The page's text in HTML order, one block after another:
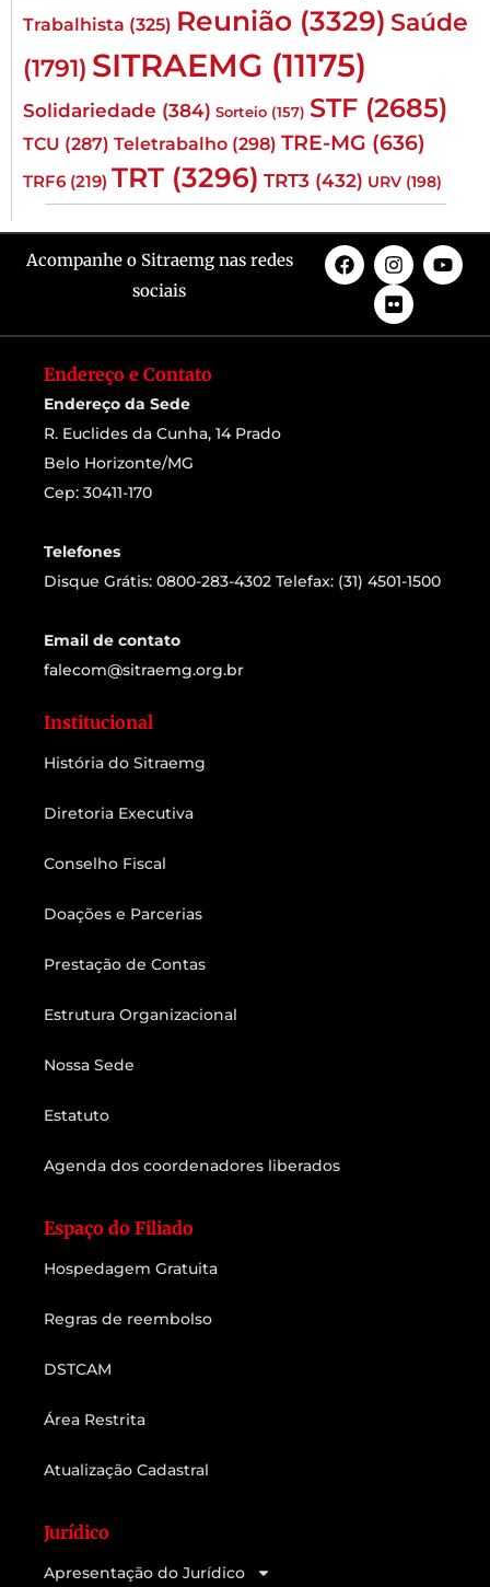
Trabalhista (325) Reunião (3329) Saúde
(1791) SITRAEMG (11175)
Solidariedade (384) Sorteio (157) STF (2685)
TCU (287) Teletrabalho (298) TRE-MG (636)
TRF6 (219) TRT (3296) TRT3 (432) URV (198)
Acompanhe o Sitraemg nas redes
sociais
Endereço e Contato
Endereço da Sede
R. Euclides da Cunha, 14 Prado
Belo Horizonte/MG
Cep: 30411-170
Telefones
Disque Grátis: 0800-283-4302 Telefax: (31) 4501-1500
Email de contato
falecom@sitraemg.org.br
Institucional
História do Sitraemg
Diretoria Executiva
Conselho Fiscal
Doações e Parcerias
Prestação de Contas
Estrutura Organizacional
Nossa Sede
Estatuto
Agenda dos coordenadores liberados
Espaço do Filiado
Hospedagem Gratuita
Regras de reembolso
DSTCAM
Área Restrita
Atualização Cadastral
Jurídico
Apresentação do Jurídico